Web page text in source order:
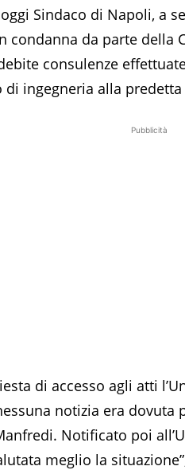
Sindaco di Napoli, a
condanna da parte della
consulenze
ingegneria alla
Pubblicità
di accesso agli atti
notizia era dovuta
Notificato poi
meglio la